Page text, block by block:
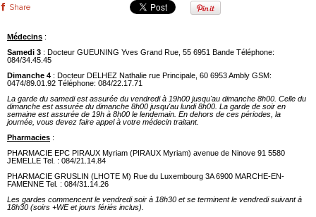
Share
Médecins :
Samedi 3 : Docteur GUEUNING Yves Grand Rue, 55 6951 Bande Téléphone:
084/34.45.45
Dimanche 4 : Docteur DELHEZ Nathalie rue Principale, 60 6953 Ambly GSM:
0474/89.01.92 Téléphone: 084/22.17.71
La garde du samedi est assurée du vendredi à 19h00 jusqu'au dimanche 8h00. Celle du
dimanche est assurée du dimanche 8h00 jusqu'au lundi 8h00. La garde de soir en
semaine est assurée de 19h à 8h00 le lendemain. En dehors de ces périodes, la
journée, vous devez faire appel à votre médecin traitant.
Pharmacies :
PHARMACIE EPC PIRAUX Myriam (PIRAUX Myriam) avenue de Ninove 91 5580
JEMELLE Tel. : 084/21.14.84
PHARMACIE GRUSLIN (LHOTE M) Rue du Luxembourg 3A 6900 MARCHE-EN-
FAMENNE Tel. : 084/31.14.26
Les gardes commencent le vendredi soir à 18h30 et se terminent le vendredi suivant à
18h30 (soirs +WE et jours fériés inclus).